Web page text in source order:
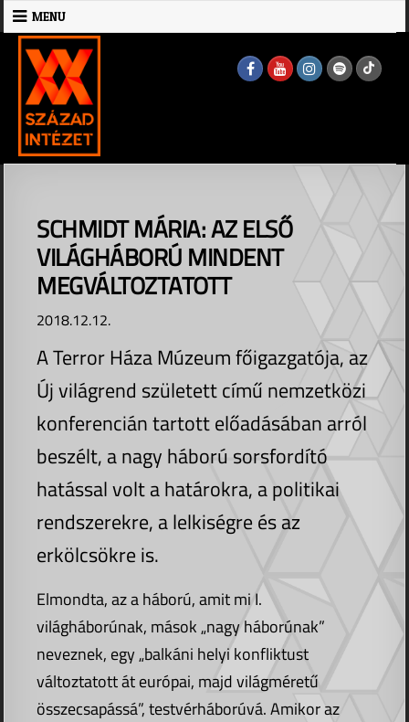
Skip
to
content
MENU
SCHMIDT MÁRIA: AZ ELSŐ
VILÁGHÁBORÚ MINDENT
MEGVÁLTOZTATOTT
2018.12.12.
A Terror Háza Múzeum főigazgatója, az
Új világrend született című nemzetközi
konferencián tartott előadásában arról
beszélt, a nagy háború sorsfordító
hatással volt a határokra, a politikai
rendszerekre, a lelkiségre és az
erkölcsökre is.
Elmondta, az a háború, amit mi I.
világháborúnak, mások „nagy háborúnak”
neveznek, egy „balkáni helyi konfliktust
változtatott át európai, majd világméretű
összecsapássá”, testvérháborúvá. Amikor az